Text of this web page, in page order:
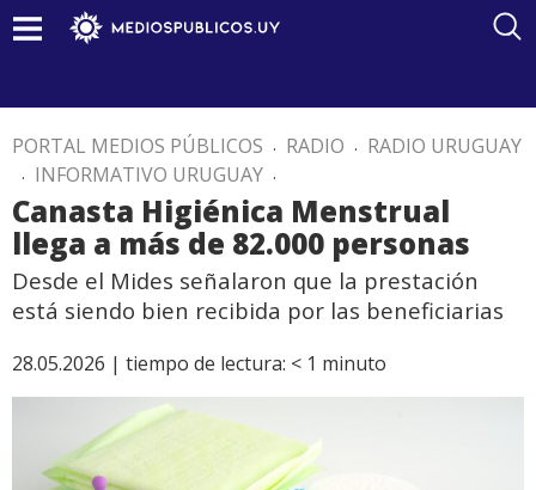
PORTAL MEDIOS PÚBLICOS . RADIO . RADIO URUGUAY
. INFORMATIVO URUGUAY .
Canasta Higiénica Menstrual
llega a más de 82.000 personas
Desde el Mides señalaron que la prestación
está siendo bien recibida por las beneficiarias
28.05.2026 | tiempo de lectura: < 1 minuto